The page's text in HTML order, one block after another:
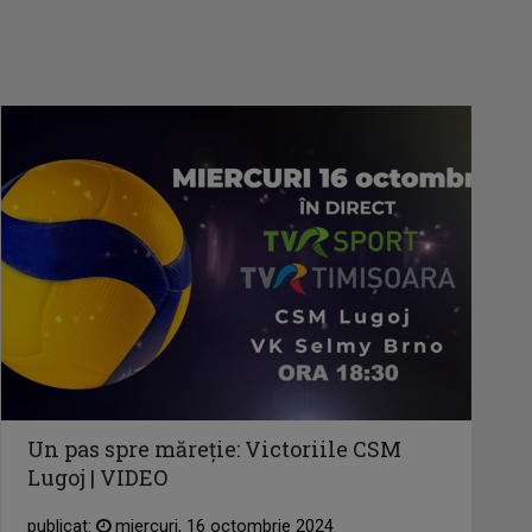
Un pas spre măreție: Victoriile CSM
Lugoj | VIDEO
publicat: miercuri, 16 octombrie 2024